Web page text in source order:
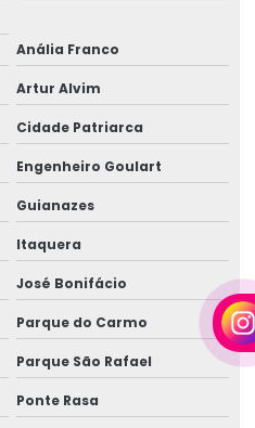
em camaçari
em camaçari
em camaçari
Anália Franco
Artur Alvim
Cidade Patriarca
Engenheiro Goulart
Guianazes
Itaquera
José Bonifácio
Parque do Carmo
Parque São Rafael
Ponte Rasa